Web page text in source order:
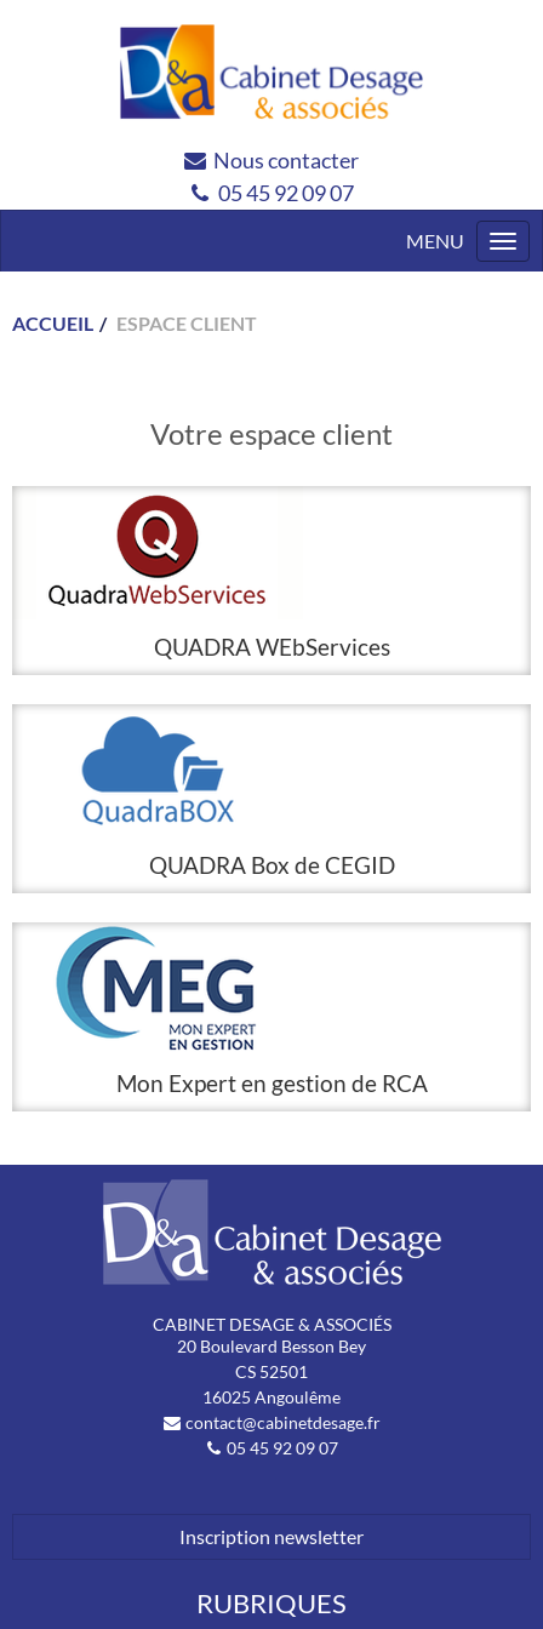
Nous contacter
05 45 92 09 07
ACCUEIL ESPACE CLIENT
Votre espace client
QUADRA WEbServices
QUADRA Box de CEGID
Mon Expert en gestion de RCA
CABINET DESAGE & ASSOCIÉS
20 Boulevard Besson Bey
CS 52501
16025 Angoulême
contact@cabinetdesage.fr
05 45 92 09 07
Inscription newsletter
RUBRIQUES